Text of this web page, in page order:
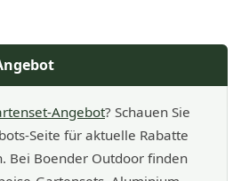
Angebot? Schauen Sie
Seite für aktuelle Rabatte
Bei Boender Outdoor finden